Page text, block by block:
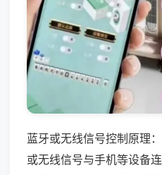
蓝牙或无线信号控制原理
或无线信号与手机等设备